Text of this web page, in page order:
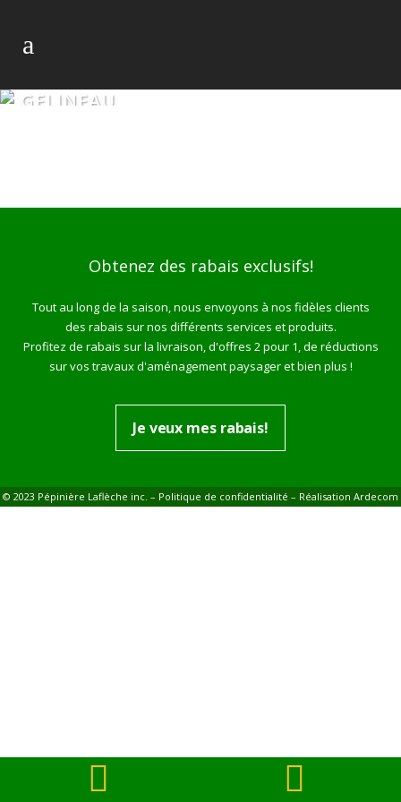
GELINEAU
Obtenez des rabais exclusifs!
Tout au long de la saison, nous envoyons à nos fidèles clients
des rabais sur nos différents services et produits.
Profitez de rabais sur la livraison, d'offres 2 pour 1, de réductions
sur vos travaux d'aménagement paysager et bien plus !
Je veux mes rabais!
© 2023 Pépinière Laflèche inc. – Politique de confidentialité – Réalisation Ardecom